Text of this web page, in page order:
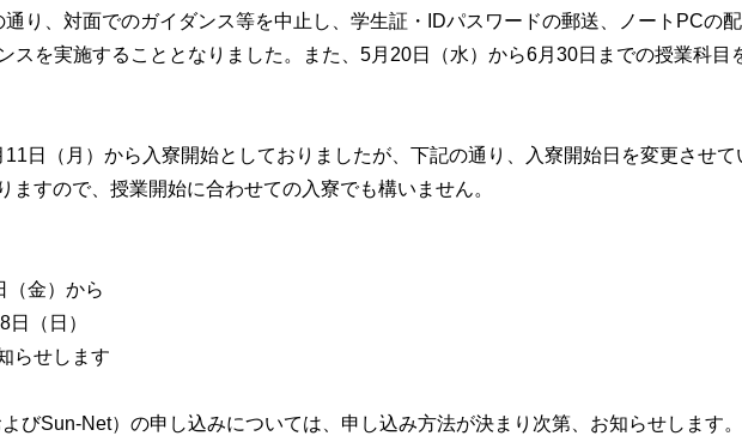
り、対面でのガイダンス等を中止し、学生証・IDパスワードの郵送、ノートPCの
スを実施することとなりました。また、5月20日（水）から6月30日までの授業科目
日（月）から入寮開始としておりましたが、下記の通り、入寮開始日を変更させて
ますので、授業開始に合わせての入寮でも構いません。
（金）から
（日）
らせします
びSun-Net）の申し込みについては、申し込み方法が決まり次第、お知らせします。